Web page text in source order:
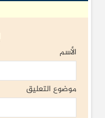
الأسم
موضوع التعليق